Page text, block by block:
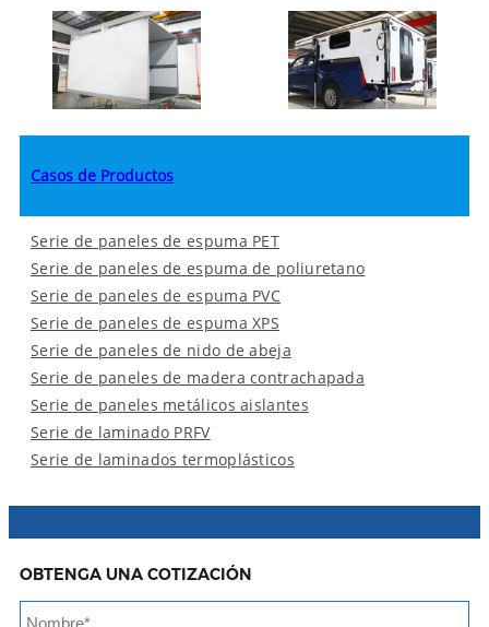
Casos de Productos
Serie de paneles de espuma PET
Serie de paneles de espuma de poliuretano
Serie de paneles de espuma PVC
Serie de paneles de espuma XPS
Serie de paneles de nido de abeja
Serie de paneles de madera contrachapada
Serie de paneles metálicos aislantes
Serie de laminado PRFV
Serie de laminados termoplásticos
OBTENGA UNA COTIZACIÓN